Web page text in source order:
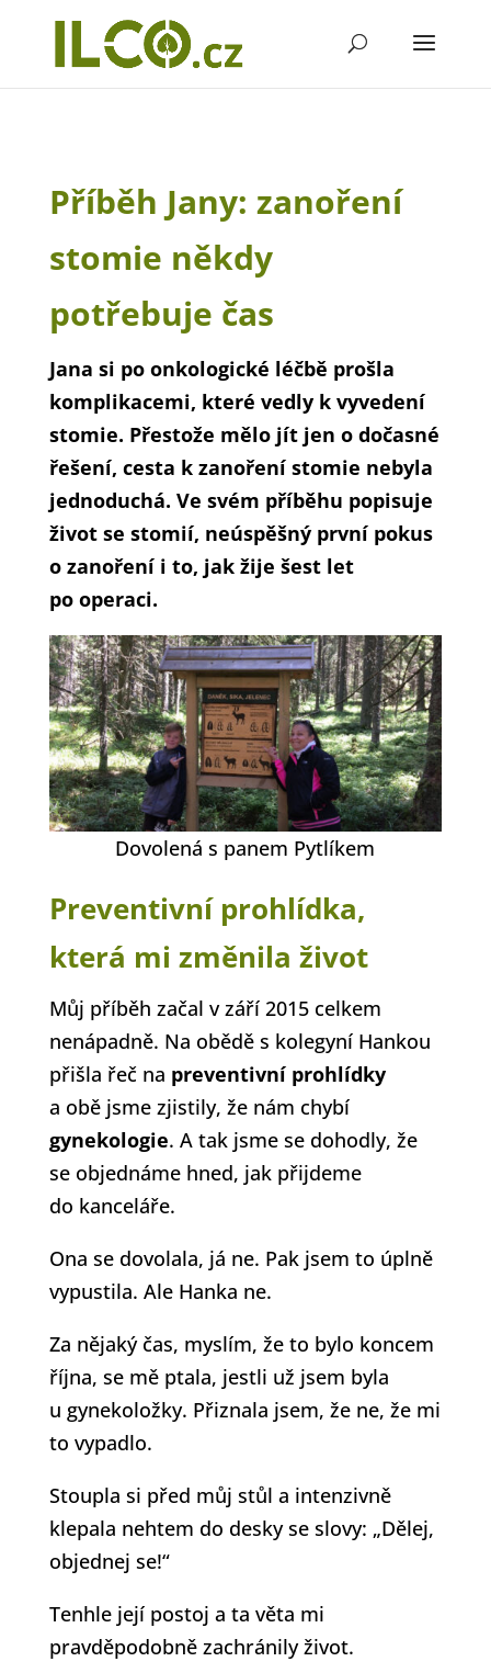
Příběh Jany: zanoření
stomie někdy
potřebuje čas
Jana si po onkologické léčbě prošla
komplikacemi, které vedly k vyvedení
stomie. Přestože mělo jít jen o dočasné
řešení, cesta k zanoření stomie nebyla
jednoduchá. Ve svém příběhu popisuje
život se stomií, neúspěšný první pokus
o zanoření i to, jak žije šest let
po operaci.
Dovolená s panem Pytlíkem
Preventivní prohlídka,
která mi změnila život
Můj příběh začal v září 2015 celkem
nenápadně. Na obědě s kolegyní Hankou
přišla řeč na preventivní prohlídky
a obě jsme zjistily, že nám chybí
gynekologie. A tak jsme se dohodly, že
se objednáme hned, jak přijdeme
do kanceláře.
Ona se dovolala, já ne. Pak jsem to úplně
vypustila. Ale Hanka ne.
Za nějaký čas, myslím, že to bylo koncem
října, se mě ptala, jestli už jsem byla
u gynekoložky. Přiznala jsem, že ne, že mi
to vypadlo.
Stoupla si před můj stůl a intenzivně
klepala nehtem do desky se slovy: „Dělej,
objednej se!“
Tenhle její postoj a ta věta mi
pravděpodobně zachránily život.